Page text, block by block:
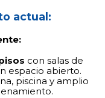
actual:
con salas de
espacio abierto.
piscina y amplio